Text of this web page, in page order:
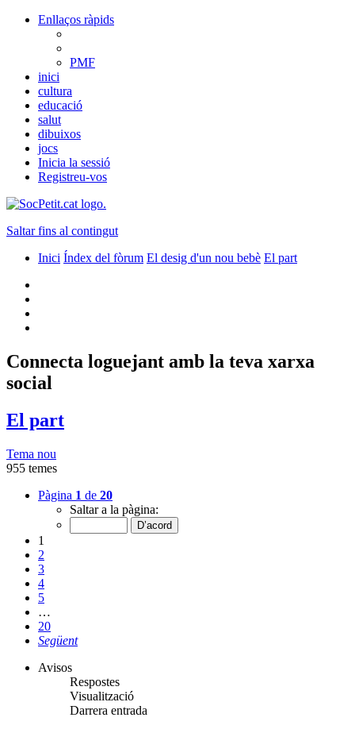
Enllaços ràpids
PMF
inici
cultura
educació
salut
dibuixos
jocs
Inicia la sessió
Registreu-vos
Saltar fins al contingut
Inici Índex del fòrum El desig d'un nou bebè El part
Connecta loguejant amb la teva xarxa
social
El part
Tema nou
955 temes
Pàgina 1 de 20
Saltar a la pàgina:
1
2
3
4
5
…
20
Següent
Avisos
Respostes
Visualització
Darrera entrada